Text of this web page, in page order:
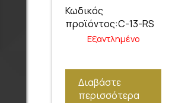
Κωδικός
προϊόντος:C-13-RS
Εξαντλημένο
Διαβάστε
περισσότερα